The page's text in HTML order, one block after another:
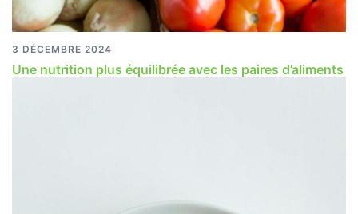
3 DÉCEMBRE 2024
Une nutrition plus équilibrée avec les paires d’aliments